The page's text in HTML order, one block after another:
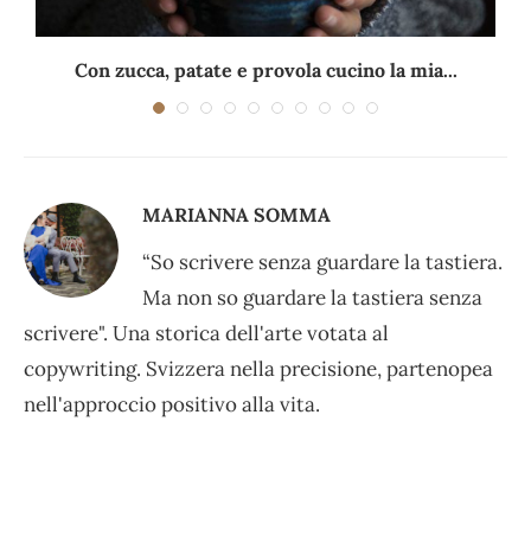
Con zucca, patate e provola cucino la mia...
MARIANNA SOMMA
“So scrivere senza guardare la tastiera.
Ma non so guardare la tastiera senza
scrivere". Una storica dell'arte votata al
copywriting. Svizzera nella precisione, partenopea
nell'approccio positivo alla vita.